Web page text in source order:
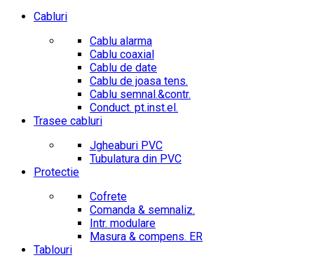
Cabluri
Cablu alarma
Cablu coaxial
Cablu de date
Cablu de joasa tens.
Cablu semnal.&contr.
Conduct. pt.inst.el.
Trasee cabluri
Jgheaburi PVC
Tubulatura din PVC
Protectie
Cofrete
Comanda & semnaliz.
Intr. modulare
Masura & compens. ER
Tablouri